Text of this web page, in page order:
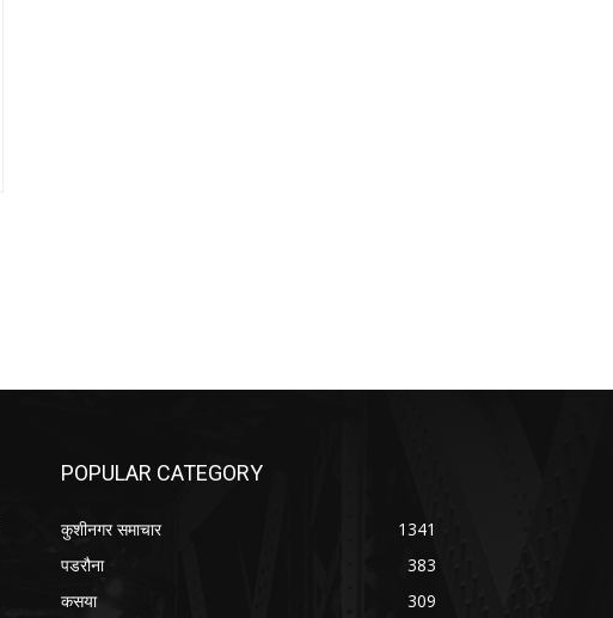
POPULAR CATEGORY
कुशीनगर समाचार
1341
पडरौना
383
कसया
309